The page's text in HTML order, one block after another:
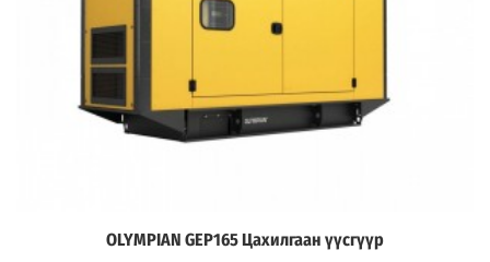
Дэлгэрэнгүй
OLYMPIAN GEP165 Цахилгаан үүсгүүр